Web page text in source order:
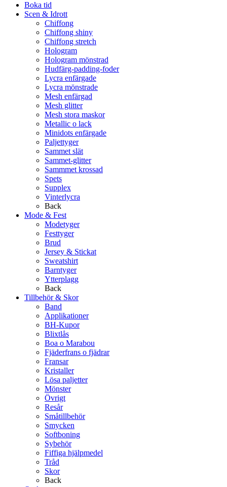
Boka tid
Scen & Idrott
Chiffong
Chiffong shiny
Chiffong stretch
Hologram
Hologram mönstrad
Hudfärg-padding-foder
Lycra enfärgade
Lycra mönstrade
Mesh enfärgad
Mesh glitter
Mesh stora maskor
Metallic o lack
Minidots enfärgade
Paljettyger
Sammet slät
Sammet-glitter
Sammmet krossad
Spets
Supplex
Vinterlycra
Back
Mode & Fest
Modetyger
Festtyger
Brud
Jersey & Stickat
Sweatshirt
Barntyger
Ytterplagg
Back
Tillbehör & Skor
Band
Applikationer
BH-Kupor
Blixtlås
Boa o Marabou
Fjäderfrans o fjädrar
Fransar
Kristaller
Lösa paljetter
Mönster
Övrigt
Resår
Småtillbehör
Smycken
Softboning
Sybehör
Fiffiga hjälpmedel
Tråd
Skor
Back